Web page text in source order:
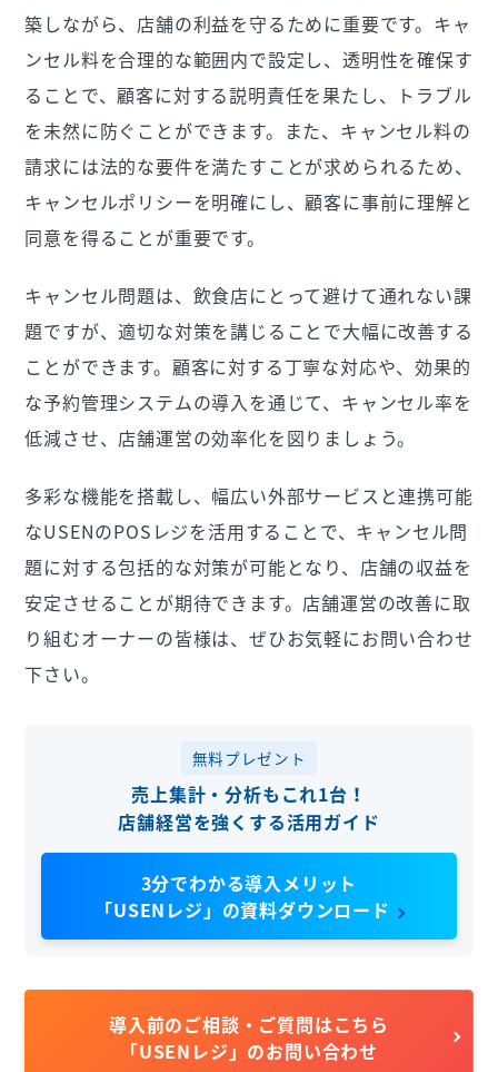
築しながら、店舗の利益を守るために重要です。キャ
ンセル料を合理的な範囲内で設定し、透明性を確保す
ることで、顧客に対する説明責任を果たし、トラブル
を未然に防ぐことができます。また、キャンセル料の
請求には法的な要件を満たすことが求められるため、
キャンセルポリシーを明確にし、顧客に事前に理解と
同意を得ることが重要です。
キャンセル問題は、飲食店にとって避けて通れない課
題ですが、適切な対策を講じることで大幅に改善する
ことができます。顧客に対する丁寧な対応や、効果的
な予約管理システムの導入を通じて、キャンセル率を
低減させ、店舗運営の効率化を図りましょう。
多彩な機能を搭載し、幅広い外部サービスと連携可能
なUSENのPOSレジを活用することで、キャンセル問
題に対する包括的な対策が可能となり、店舗の収益を
安定させることが期待できます。店舗運営の改善に取
り組むオーナーの皆様は、ぜひお気軽にお問い合わせ
下さい。
無料プレゼント
売上集計・分析もこれ1台！
店舗経営を強くする活用ガイド
3分でわかる導入メリット
「USENレジ」の資料ダウンロード
導入前のご相談・ご質問はこちら
「USENレジ」のお問い合わせ